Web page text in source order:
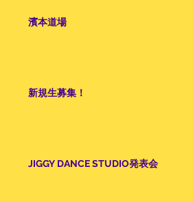
濱本道場
新規生募集！
JIGGY DANCE STUDIO発表会